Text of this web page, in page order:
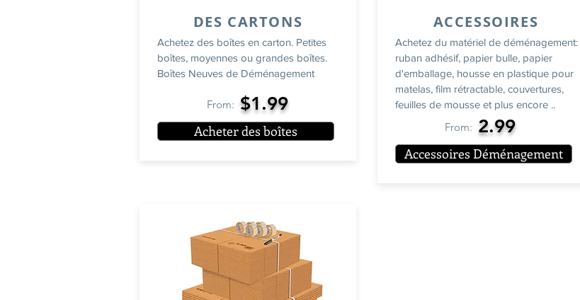
DES CARTONS
Achetez des boîtes en carton. Petites
boîtes, moyennes ou grandes boîtes.
Boîtes Neuves de Déménagement
From: $1.99
Acheter des boîtes
ACCESSOIRES
Achetez du matériel de déménagement:
ruban adhésif, papier bulle, papier
d'emballage, housse en plastique pour
matelas, film rétractable, couvertures,
feuilles de mousse et plus encore ..
From: 2.99
Accessoires Déménagement